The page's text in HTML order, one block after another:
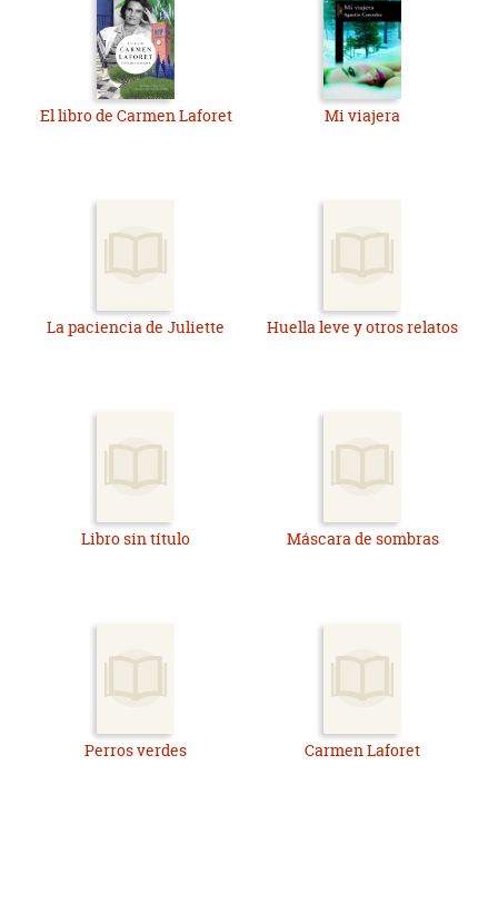
El libro de Carmen Laforet Mi viajera
La paciencia de Juliette Huella leve y otros relatos
Libro sin título Máscara de sombras
Perros verdes Carmen Laforet